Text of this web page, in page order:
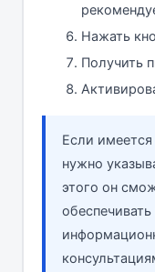
Нажать
Получить
Если имеется
нужно
этого он